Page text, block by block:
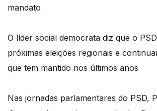
mandato
O líder social democrata diz que o
próximas eleições regionais e
que tem mantido nos últimos anos
Nas jornadas parlamentares do PSD,